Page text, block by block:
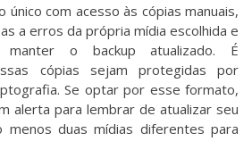
único com acesso às cópias manuais,
a erros da própria mídia escolhida e
manter o backup atualizado. É
cópias sejam protegidas por
Se optar por esse formato,
alerta para lembrar de atualizar seu
menos duas mídias diferentes para